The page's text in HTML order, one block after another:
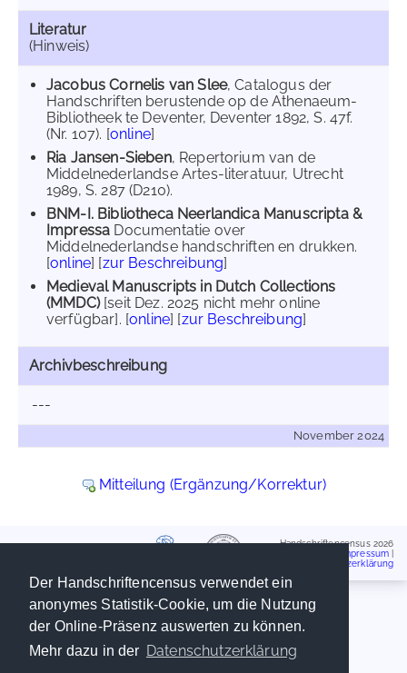
Der Handschriftencensus verwendet ein
anonymes Statistik-Cookie, um die Nutzung
der Online-Präsenz auswerten zu können.
Mehr dazu in der Datenschutzerklärung
Literatur
(Hinweis)
Jacobus Cornelis van Slee, Catalogus der
Handschriften berustende op de Athenaeum-
Bibliotheek te Deventer, Deventer 1892, S. 47f.
(Nr. 107). [online]
Ria Jansen-Sieben, Repertorium van de
Middelnederlandse Artes-literatuur, Utrecht
1989, S. 287 (D210).
BNM-I. Bibliotheca Neerlandica Manuscripta &
Impressa Documentatie over
Middelnederlandse handschriften en drukken.
[online] [zur Beschreibung]
Medieval Manuscripts in Dutch Collections
(MMDC)[seit Dez. 2025 nicht mehr online
verfügbar]. [online] [zur Beschreibung]
Archivbeschreibung
---
November 2024
Mitteilung (Ergänzung/Korrektur)
Handschriftencensus 2026
Impressum
Datenschutzerklärung